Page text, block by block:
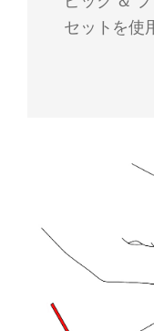
セットを使